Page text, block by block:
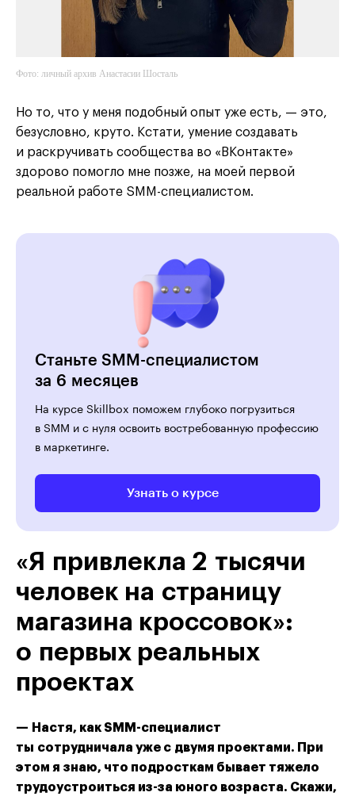
Фото: личный архив Анастасии Шосталь
Но то, что у меня подобный опыт уже есть, — это,
безусловно, круто. Кстати, умение создавать
и раскручивать сообщества во «ВКонтакте»
здорово помогло мне позже, на моей первой
реальной работе SMM-специалистом.
Станьте SMM-специалистом
за 6 месяцев
На курсе Skillbox поможем глубоко погрузиться
в SMM и с нуля освоить востребованную профессию
в маркетинге.
Узнать о курсе
«Я привлекла 2 тысячи
человек на страницу
магазина кроссовок»:
о первых реальных
проектах
— Настя, как SMM-специалист
ты сотрудничала уже с двумя проектами. При
этом я знаю, что подросткам бывает тяжело
трудоустроиться из-за юного возраста. Скажи,